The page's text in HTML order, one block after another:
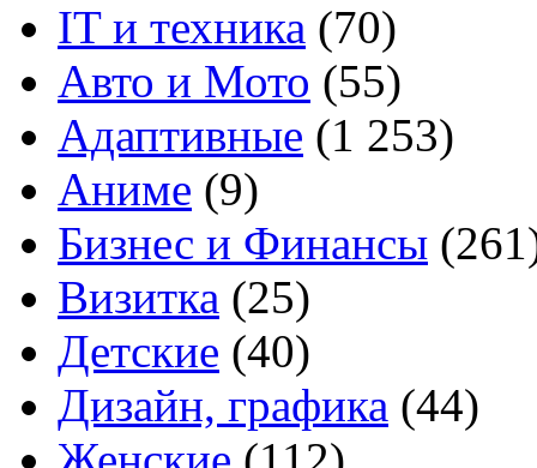
IT и техника (70)
Авто и Мото (55)
Адаптивные (1 253)
Аниме (9)
Бизнес и Финансы
Визитка (25)
Детские (40)
Дизайн, графика (44)